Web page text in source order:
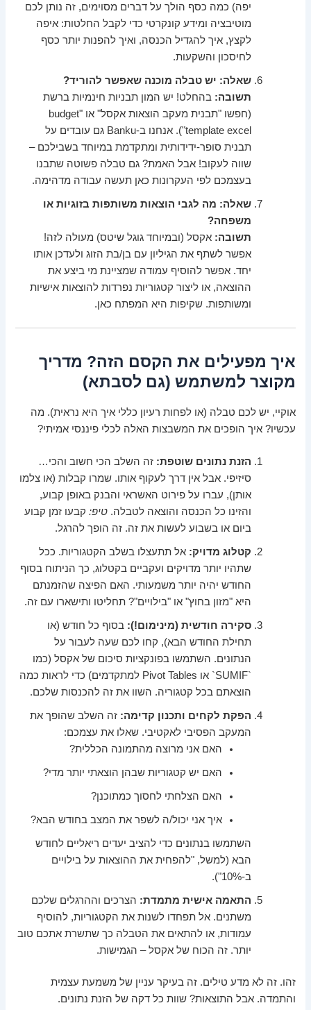
יפה) כמה כסף הולך על דברים מסוימים, זה נותן לכם
מוטיבציה ומידע קונקרטי כדי לקבל החלטות: איפה
לקצץ, איך להגדיל הכנסה, ואיך להפנות יותר כסף
לחיסכון והשקעות.
שאלה: יש טבלה מוכנה שאפשר להוריד?
תשובה: בהחלט! יש המון תבניות חינמיות ברשת
(חפשו "תבנית מעקב הוצאות אקסל" או "budget
template excel"). אנחנו ב-Banku גם עובדים על
תבנית סופר-ידידותית ומתקדמת במיוחד בשבילכם –
שווה לעקוב! אבל האמת? גם טבלה פשוטה שתבנו
בעצמכם לפי העקרונות כאן תעשה עבודה מדהימה.
שאלה: מה לגבי הוצאות משותפות בזוגיות או
משפחה?
תשובה: אקסל (ובמיוחד גוגל שיטס) מעולה לזה!
אפשר לשתף את הגיליון עם בן/בת הזוג ולעדכן אותו
יחד. אפשר להוסיף עמודה שמציינת מי ביצע את
ההוצאה, או ליצור קטגוריות נפרדות להוצאות אישיות
ומשותפות. שקיפות היא המפתח כאן.
איך מפעילים את הקסם הזה? מדריך
מקוצר למשתמש (גם לסבתא)
אוקיי, יש לכם טבלה (או לפחות רעיון כללי איך היא נראית). מה
עכשיו? איך הופכים את המשבצות האלה לכלי פיננסי אמיתי?
הזנת נתונים שוטפת: זה השלב הכי חשוב והכי…
סיזיפי. אבל אין דרך לעקוף אותו. שמרו קבלות (או צלמו
אותן), עברו על פירוט האשראי והבנק באופן קבוע,
והזינו כל הכנסה והוצאה לטבלה.טיפ: קבעו זמן קבוע
ביום או בשבוע לעשות את זה. זה הופך להרגל.
קטלוג מדויק: אל תתעצלו בשלב הקטגוריות. ככל
שתהיו יותר מדויקים ועקביים בקטלוג, כך הניתוח בסוף
החודש יהיה יותר משמעותי. האם הפיצה שהזמנתם
היא "מזון בחוץ" או "בילויים"? תחליטו ותישארו עם זה.
סקירה חודשית (מינימום!): בסוף כל חודש (או
תחילת החודש הבא), קחו לכם שעה לעבור על
הנתונים. השתמשו בפונקציות סיכום של אקסל (כמו
`SUMIF` או Pivot Tables למתקדמים) כדי לראות כמה
הוצאתם בכל קטגוריה. השוו את זה להכנסות שלכם.
הפקת לקחים ותכנון קדימה: זה השלב שהופך את
המעקב הפסיבי לאקטיבי. שאלו את עצמכם:
האם אני מרוצה מהתמונה הכללית?
האם יש קטגוריות שבהן הוצאתי יותר מדי?
האם הצלחתי לחסוך כמתוכנן?
איך אני יכול/ה לשפר את המצב בחודש הבא?
השתמשו בנתונים כדי להציב יעדים ריאליים לחודש
הבא (למשל, "להפחית את ההוצאות על בילויים
ב-10%").
התאמה אישית מתמדת: הצרכים וההרגלים שלכם
משתנים. אל תפחדו לשנות את הקטגוריות, להוסיף
עמודות, או להתאים את הטבלה כך שתשרת אתכם טוב
יותר. זה הכוח של אקסל – הגמישות.
זהו. זה לא מדע טילים. זה בעיקר עניין של משמעת עצמית
והתמדה. אבל התוצאות? שוות כל דקה של הזנת נתונים.